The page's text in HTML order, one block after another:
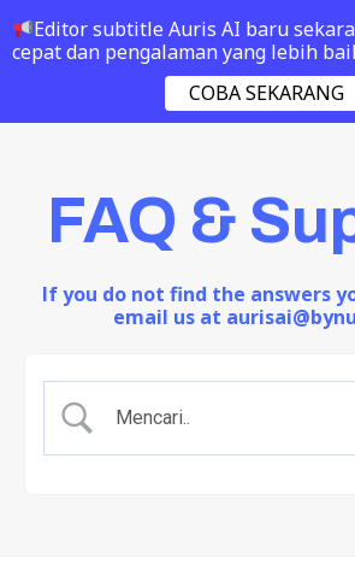
FAQ &
If you do not find the answers
email us at
Editor subtitle Auris AI baru
cepat dan pengalaman yang lebih
COBA SEKARANG